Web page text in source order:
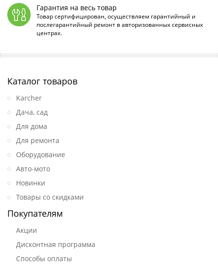
Гарантия на весь товар
Товар сертифицирован, осуществляем гарантийный и
послегарантийный ремонт в авторизованных сервисных
центрах.
Каталог товаров
Karcher
Дача, сад
Для дома
Для ремонта
Оборудование
Авто-мото
Новинки
Товары со скидками
Покупателям
Акции
Дисконтная программа
Способы оплаты